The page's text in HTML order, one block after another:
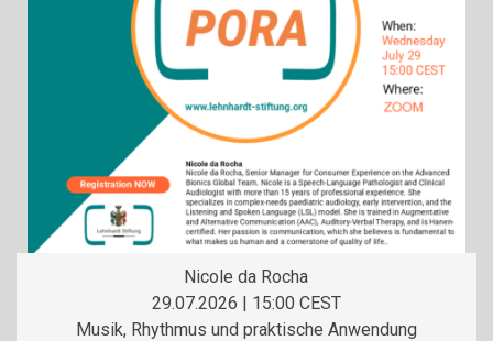
Nicole da Rocha
29.07.2026 | 15:00 CEST
Musik, Rhythmus und praktische Anwendung